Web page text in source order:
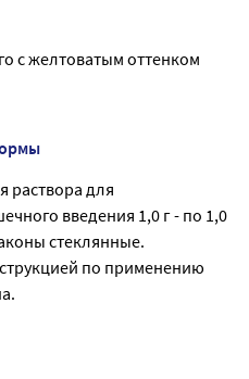
с желтоватым оттенком
раствора для
введения 1,0 г - по 1,0
стеклянные.
по применению